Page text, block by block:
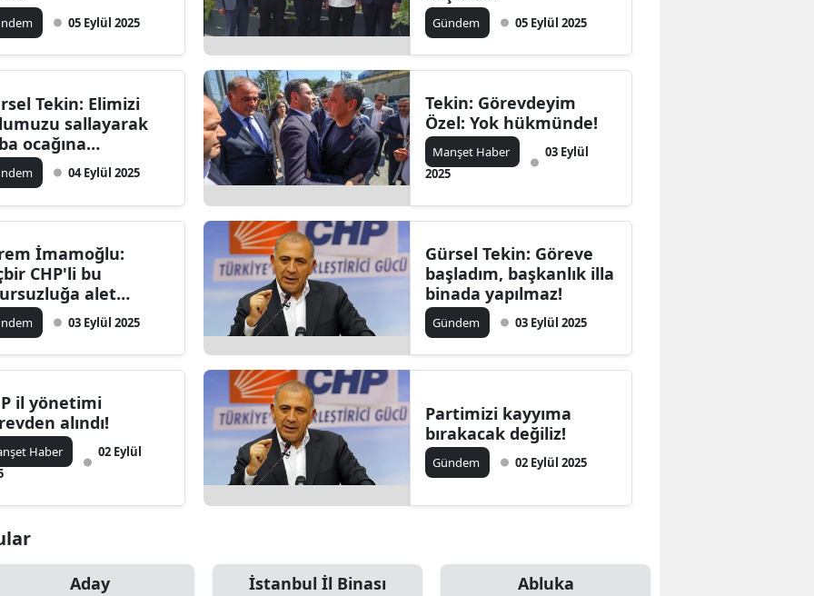
05 Eylül 2025 Gündem 05 Eylül 2025
Tekin: Elimizi
sallayarak
ocağına
04 Eylül 2025
Tekin: Görevdeyim
Özel: Yok hükmünde!
Manşet Haber
03 Eylül
2025
İmamoğlu:
CHP'li bu
alet
03 Eylül 2025
Gürsel Tekin: Göreve
başladım, başkanlık illa
binada yapılmaz!
Gündem 03 Eylül 2025
il yönetimi
alındı!
Haber
02 Eylül
Partimizi kayyıma
bırakacak değiliz!
Gündem 02 Eylül 2025
Aday
İstanbul İl Binası
Abluka